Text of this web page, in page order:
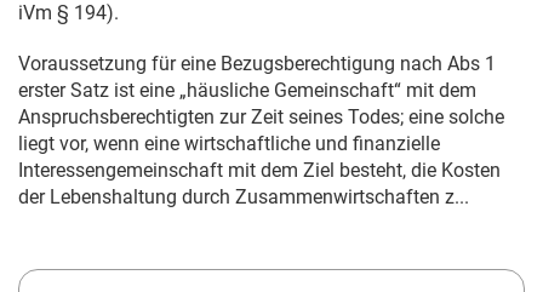
iVm § 194).
Voraussetzung für eine Bezugsberechtigung nach Abs 1
erster Satz ist eine „häusliche Gemeinschaft“ mit dem
Anspruchsberechtigten zur Zeit seines Todes; eine solche
liegt vor, wenn eine wirtschaftliche und finanzielle
Interessengemeinschaft mit dem Ziel besteht, die Kosten
der Lebenshaltung durch Zusammenwirtschaften z...